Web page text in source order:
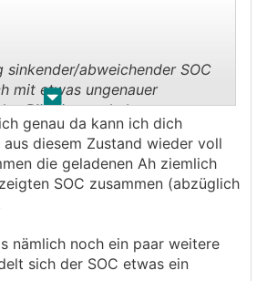
. .
abweichender SOC
mit etwas ungenauer
BMSzu tun haben...
ICH bei längerem Speicher-
SOC entladen, diesen dann als
und den Grid-Setpoint voll
nie etwas in und aus dem
genau da kann ich dich
aus diesem Zustand wieder voll
die geladenen Ah ziemlich
SOC zusammen (abzüglich
nämlich noch ein paar weitere
sich der SOC etwas ein